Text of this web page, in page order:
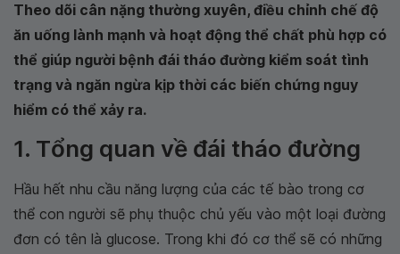
Theo dõi cân nặng thường xuyên, điều chỉnh chế độ
ăn uống lành mạnh và hoạt động thể chất phù hợp có
thể giúp người bệnh đái tháo đường kiểm soát tình
trạng và ngăn ngừa kịp thời các biến chứng nguy
hiểm có thể xảy ra.
1. Tổng quan về đái tháo đường
Hầu hết nhu cầu năng lượng của các tế bào trong cơ
thể con người sẽ phụ thuộc chủ yếu vào một loại đường
đơn có tên là glucose. Trong khi đó cơ thể sẽ có những